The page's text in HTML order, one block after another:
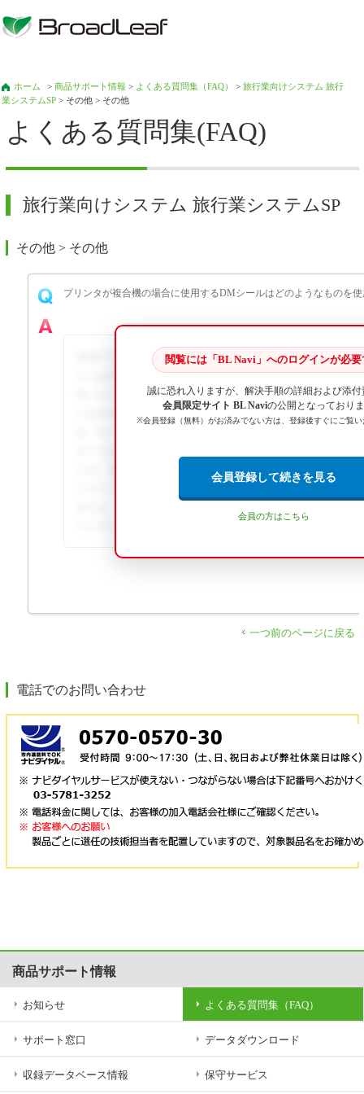
ホーム >商品サポート情報 > よくある質問集（FAQ） >旅行業向けシステム 旅行
業システムSP > その他 > その他
よくある質問集(FAQ)
旅行業向けシステム 旅行業システムSP
その他 > その他
プリンタが複合機の場合に使用するDMシールはどのようなものを
使用するDMシールは「86.4mm×42.3mm、2列6段」のレ
ルであればメーカーは問わずに使用可能です。 ... この回答
BL Naviへのログインが必要です。詳細な手順や画像解説
ドは会員専用コンテンツとして提供されています。この
には、BL Naviへのログインが必要です。詳細な手順や画
閲覧には「BL Navi」へのログインが必要
誠に恐れ入りますが、解決手順の詳細および添付
会員限定サイト BL Naviの公開となっており
※会員登録（無料）がお済みでない方は、登録後すぐにご覧い
会員登録して続きを見る
会員の方はこちら
一つ前のページに戻る
電話でのお問い合わせ
商品サポート情報
お知らせ よくある質問集（FAQ）
サポート窓口 データダウンロード
収録データベース情報 保守サービス